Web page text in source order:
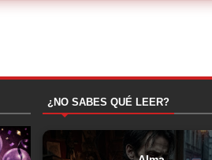
¿NO SABES QUÉ LEER?